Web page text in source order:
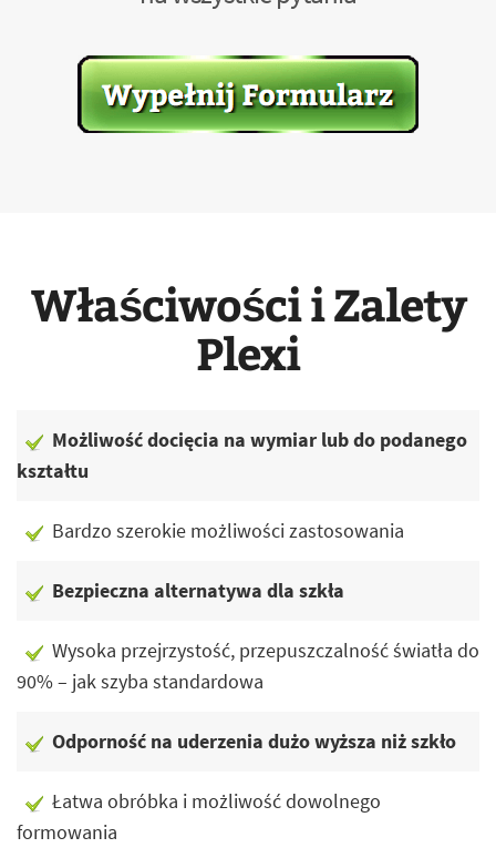
Właściwości i Zalety
Plexi
Możliwość docięcia na wymiar lub do podanego
kształtu
Bardzo szerokie możliwości zastosowania
Bezpieczna alternatywa dla szkła
Wysoka przejrzystość, przepuszczalność światła do
90% – jak szyba standardowa
Odporność na uderzenia dużo wyższa niż szkło
Łatwa obróbka i możliwość dowolnego
formowania